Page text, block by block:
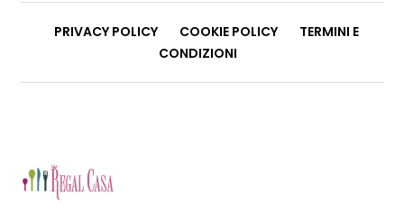
PRIVACY POLICY COOKIE POLICY
TERMINI E
CONDIZIONI